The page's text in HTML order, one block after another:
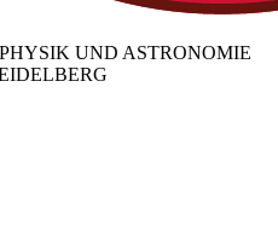
UND ASTRONOMIE